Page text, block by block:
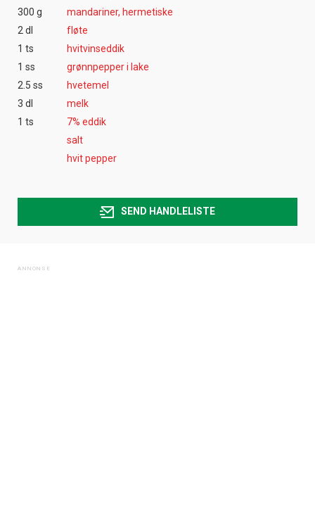
300 g
mandariner, hermetiske
2 dl
fløte
1 ts
hvitvinseddik
1 ss
grønnpepper i lake
2.5 ss
hvetemel
3 dl
melk
1 ts
7% eddik
salt
hvit pepper
SEND HANDLELISTE